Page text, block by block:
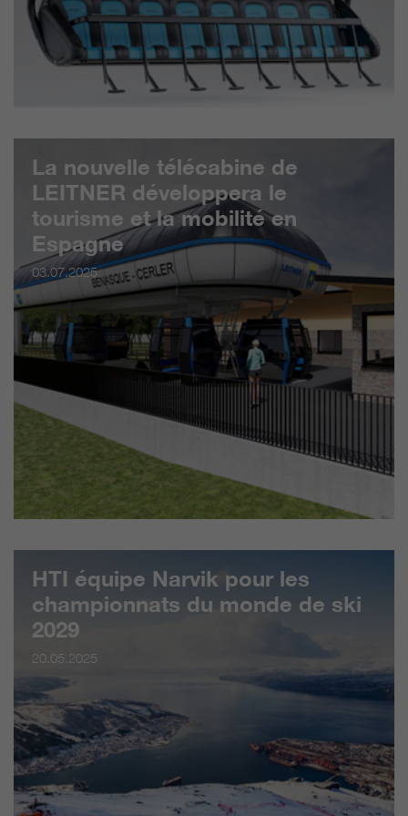
La nouvelle télécabine de
LEITNER développera le
tourisme et la mobilité en
Espagne
03.07.2025
HTI équipe Narvik pour les
championnats du monde de ski
2029
20.05.2025